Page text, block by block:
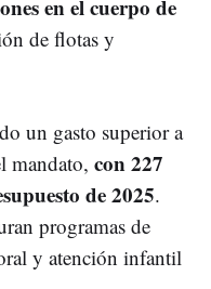
en el cuerpo de
de flotas y
un gasto superior a
mandato, con 227
de 2025.
programas de
y atención infantil